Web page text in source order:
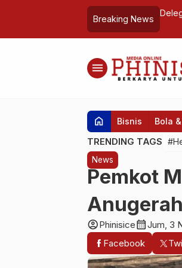
Breaking News
menu
home Bisnis Bola
TRENDING TAGS
News
Pemkot
account_circlePhinisicecalendar_monthJum, 3
Facebook